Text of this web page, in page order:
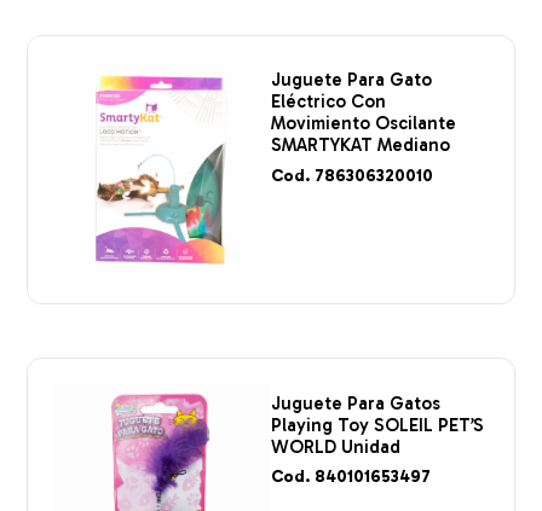
Juguete Para Gato
Eléctrico Con
Movimiento Oscilante
SMARTYKAT Mediano
Cod. 786306320010
Juguete Para Gatos
Playing Toy SOLEIL PET’S
WORLD Unidad
Cod. 840101653497